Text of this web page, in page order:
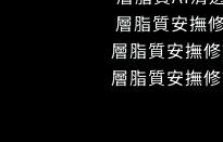
層脂質安撫
層脂質安撫
層脂質安撫